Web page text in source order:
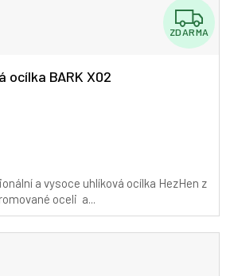
Z
D
ZDARMA
ocílka BARK X02
a vysoce uhlíková ocílka HezHen z
oceli a...